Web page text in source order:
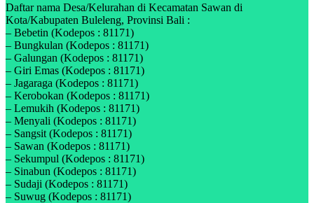
Daftar nama Desa/Kelurahan di Kecamatan Sawan di
Kota/Kabupaten Buleleng, Provinsi Bali :
– Bebetin (Kodepos : 81171)
– Bungkulan (Kodepos : 81171)
– Galungan (Kodepos : 81171)
– Giri Emas (Kodepos : 81171)
– Jagaraga (Kodepos : 81171)
– Kerobokan (Kodepos : 81171)
– Lemukih (Kodepos : 81171)
– Menyali (Kodepos : 81171)
– Sangsit (Kodepos : 81171)
– Sawan (Kodepos : 81171)
– Sekumpul (Kodepos : 81171)
– Sinabun (Kodepos : 81171)
– Sudaji (Kodepos : 81171)
– Suwug (Kodepos : 81171)